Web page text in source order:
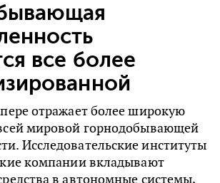
все более
отражает более широкую
мировой горнодобывающей
Исследовательские институты
компании вкладывают
в автономные системы,